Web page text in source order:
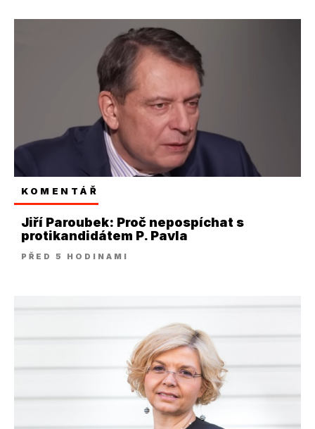
KOMENTÁŘ
Jiří Paroubek: Proč nepospíchat s
protikandidátem P. Pavla
PŘED 5 HODINAMI